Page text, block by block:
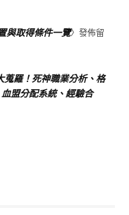
與取得條件一覽〉發佈留
羅！死神職業分析、格
盟分配系統、經驗合